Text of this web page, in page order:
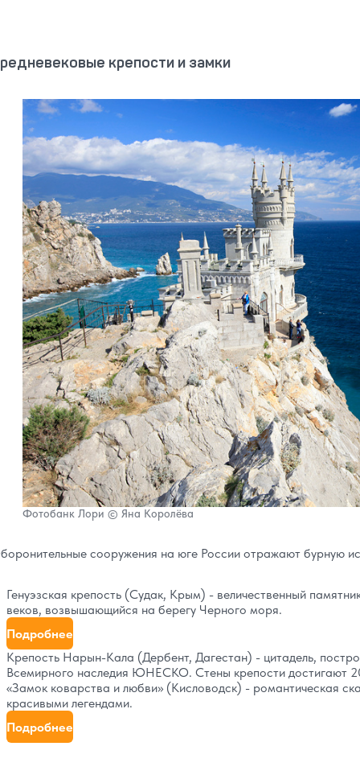
крепости и замки
Фотобанк Лори © Яна Королёва
сооружения на юге России отражают бурную
Генуэзская крепость (Судак, Крым) - величественный
веков, возвышающийся на берегу Черного моря.
Подробнее
Крепость Нарын-Кала (Дербент, Дагестан) - цитадель,
Всемирного наследия ЮНЕСКО. Стены крепости достигают
«Замок коварства и любви» (Кисловодск) - романтическая
красивыми легендами.
Подробнее